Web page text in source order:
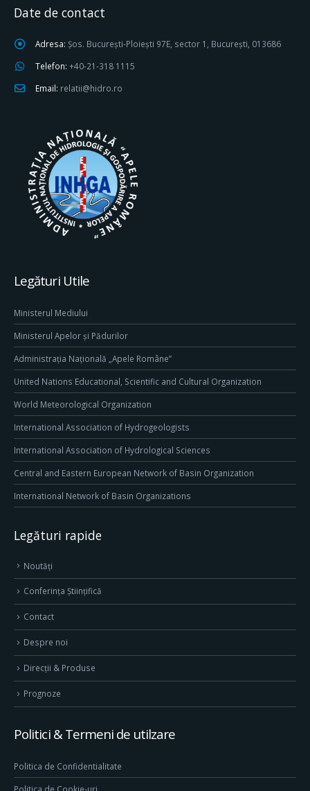
Date de contact
Adresa: Șos. București-Ploiești 97E, sector 1, București, 013686
Telefon: +40-21-318 1115
Email: relatii@hidro.ro
Legături Utile
Ministerul Mediului
Ministerul Apelor și Pădurilor
Administrația Națională „Apele Române”
United Nations Educational, Scientific and Cultural Organization
World Meteorological Organization
International Association of Hydrogeologists
International Association of Hydrological Sciences
Central and Eastern European Network of Basin Organization
International Network of Basin Organizations
Legături rapide
Noutăți
Conferința Științifică
Contact
Despre noi
Direcţii & Produse
Prognoze
Politici & Termeni de utilzare
Politica de Confidentialitate